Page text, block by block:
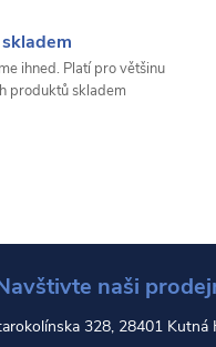
ihned. Platí pro většinu
produktů skladem
naši
328, 28401 Kutná